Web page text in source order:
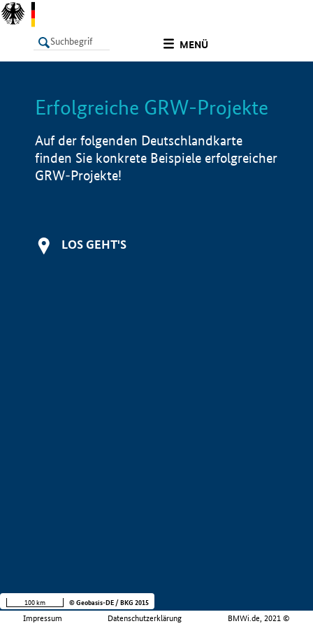
MENÜ
LISTE Info
Erfolgreiche GRW-Projekte
Auf der folgenden Deutschlandkarte
finden Sie konkrete Beispiele erfolgreicher
GRW-Projekte!
LOS GEHT'S
Impressum Datenschutzerklärung BMWi.de, 2021 ©
100 km © Geobasis-DE / BKG 2015